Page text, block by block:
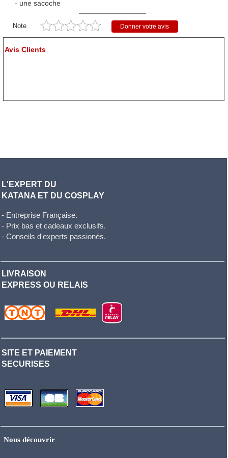
- une sacoche
Note Donner votre avis
Avis Clients
L'EXPERT DU
KATANA ET DU COSPLAY
- Entreprise Française.
- Prix bas et cadeaux exclusifs.
- Conseils d'experts passionés.
LIVRAISON
EXPRESS OU RELAIS
SITE ET PAIEMENT
SECURISES
Nous découvrir